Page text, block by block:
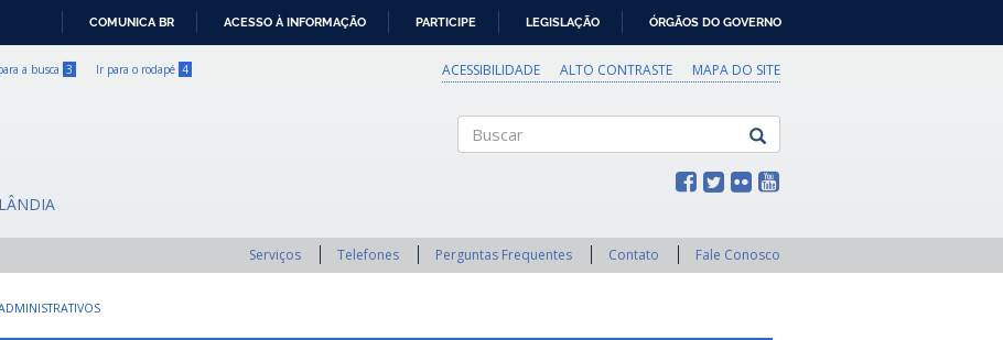
COMUNICA BR ACESSO À INFORMAÇÃO PARTICIPE LEGISLAÇÃO ÓRGÃOS DO GOVERNO
a busca 3 Ir para o rodapé 4 ACESSIBILIDADE ALTO CONTRASTE MAPA DO SITE
Serviços Telefones Perguntas Frequentes Contato Fale Conosco